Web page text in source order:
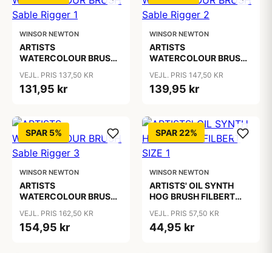
WINSOR NEWTON
ARTISTS
WATERCOLOUR BRUSH
VEJL. PRIS 137,50 KR
131,95 kr
WINSOR NEWTON
ARTISTS
WATERCOLOUR BRUSH
VEJL. PRIS 147,50 KR
139,95 kr
SPAR 5%
WINSOR NEWTON
ARTISTS
WATERCOLOUR BRUSH
VEJL. PRIS 162,50 KR
154,95 kr
SPAR 22%
WINSOR NEWTON
ARTISTS' OIL SYNTH
HOG BRUSH FILBERT
VEJL. PRIS 57,50 KR
44,95 kr